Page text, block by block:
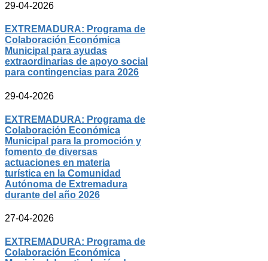
29-04-2026
EXTREMADURA: Programa de
Colaboración Económica
Municipal para ayudas
extraordinarias de apoyo social
para contingencias para 2026
29-04-2026
EXTREMADURA: Programa de
Colaboración Económica
Municipal para la promoción y
fomento de diversas
actuaciones en materia
turística en la Comunidad
Autónoma de Extremadura
durante del año 2026
27-04-2026
EXTREMADURA: Programa de
Colaboración Económica